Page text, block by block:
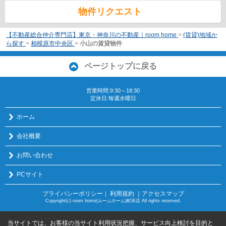
物件リクエスト
【不動産総合仲介専門店】東京・神奈川の不動産｜room home > (賃貸)地域か
ら探す > 相模原市中央区 > 小山の賃貸物件
ページトップに戻る
営業時間:9:30～18:30
定休日:毎週水曜日
ホーム
会社概要
お問い合わせ
PCサイト
プライバシーポリシー ｜ 利用規約 ｜アクセスマップ
Copyright(c) room home(ルームホーム)町田店 All rights reserved.
当サイトでは、お客様の当サイト利用状況把握、サービス向上検討を目的と